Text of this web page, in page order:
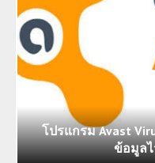
โปรแกรม Avast
ข้อมูล